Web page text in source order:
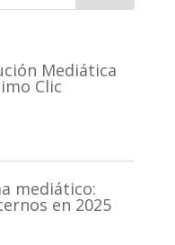
Mediática
Clic
mediático:
en 2025